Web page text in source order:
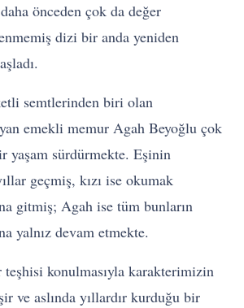
önceden çok da değer
dizi bir anda yeniden
semtlerinden biri olan
emekli memur Agah Beyoğlu çok
yaşam sürdürmekte. Eşinin
geçmiş, kızı ise okumak
gitmiş; Agah ise tüm bunların
yalnız devam etmekte.
teşhisi konulmasıyla karakterimizin
ve aslında yıllardır kurduğu bir